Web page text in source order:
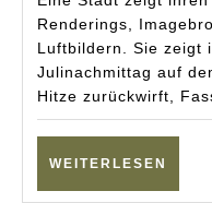
Renderings,
Luftbildern. Sie zeigt
Julinachmittag auf
Hitze zurückwirft,
WEITERLESEN